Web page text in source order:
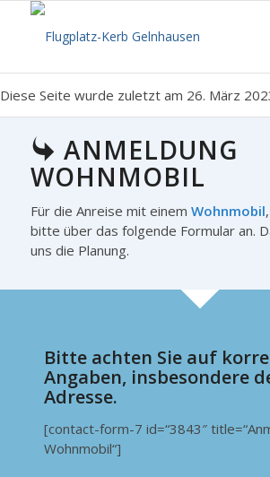
Diese Seite wurde zuletzt am 26. März
ANMELDUNG
WOHNMOBIL
Für die Anreise mit einem Wohnmobil
bitte über das folgende Formular an.
uns die Planung.
Bitte achten Sie auf
Angaben, insbesondere
Adresse.
[contact-form-7 id=“3843″
Wohnmobil“]